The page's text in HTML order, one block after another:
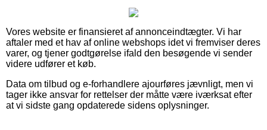
Vores website er finansieret af annonceindtægter. Vi har
aftaler med et hav af online webshops idet vi fremviser deres
varer, og tjener godtgørelse ifald den besøgende vi sender
videre udfører et køb.
Data om tilbud og e-forhandlere ajourføres jævnligt, men vi
tager ikke ansvar for rettelser der måtte være iværksat efter
at vi sidste gang opdaterede sidens oplysninger.